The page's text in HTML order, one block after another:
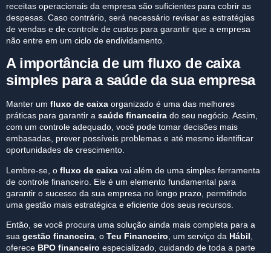
receitas operacionais da empresa são suficientes para cobrir as
despesas. Caso contrário, será necessário revisar as estratégias
de vendas e de controle de custos para garantir que a empresa
não entre em um ciclo de endividamento.
A importância de um fluxo de caixa
simples para a saúde da sua empresa
Manter um fluxo de caixa organizado é uma das melhores
práticas para garantir a saúde financeira do seu negócio. Assim,
com um controle adequado, você pode tomar decisões mais
embasadas, prever possíveis problemas e até mesmo identificar
oportunidades de crescimento.
Lembre-se, o fluxo de caixa vai além de uma simples ferramenta
de controle financeiro. Ele é um elemento fundamental para
garantir o sucesso da sua empresa no longo prazo, permitindo
uma gestão mais estratégica e eficiente dos seus recursos.
Então, se você procura uma solução ainda mais completa para a
sua gestão financeira , o Teu Financeiro , um serviço da Hábil
oferece BPO financeiro especializado, cuidando de toda a parte